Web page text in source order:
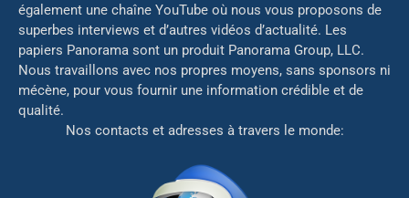
également une chaîne YouTube où nous vous proposons de
superbes interviews et d’autres vidéos d’actualité. Les
papiers Panorama sont un produit Panorama Group, LLC.
Nous travaillons avec nos propres moyens, sans sponsors ni
mécène, pour vous fournir une information crédible et de
qualité.
Nos contacts et adresses à travers le monde: